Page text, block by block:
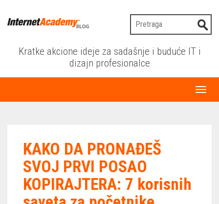
Kratke akcione ideje za sadašnje i buduće IT i
dizajn profesionalce
KAKO DA PRONAĐEŠ
SVOJ PRVI POSAO
KOPIRAJTERA: 7 korisnih